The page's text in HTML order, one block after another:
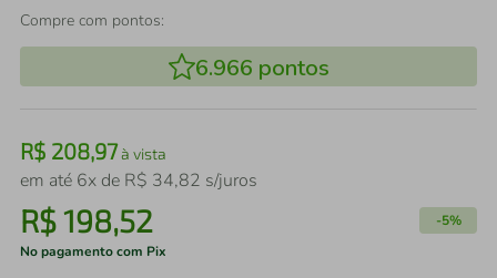
Compre com pontos:
6.966 pontos
R$ 208,97à vista
em até 6x de R$ 34,82 s/juros
R$198,52 -5%
No pagamento com Pix